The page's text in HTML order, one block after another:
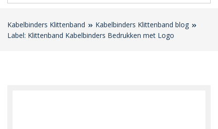
Kabelbinders Klittenband
Kabelbinders Klittenband blog
Label: Klittenband Kabelbinders Bedrukken met Logo